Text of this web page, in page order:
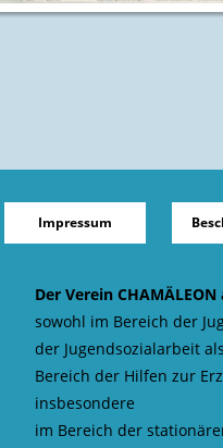
Impressum
Der Verein
sowohl im Bereich der
der Jugendsozialarbeit
Bereich der Hilfen zur
insbesondere
im Bereich der